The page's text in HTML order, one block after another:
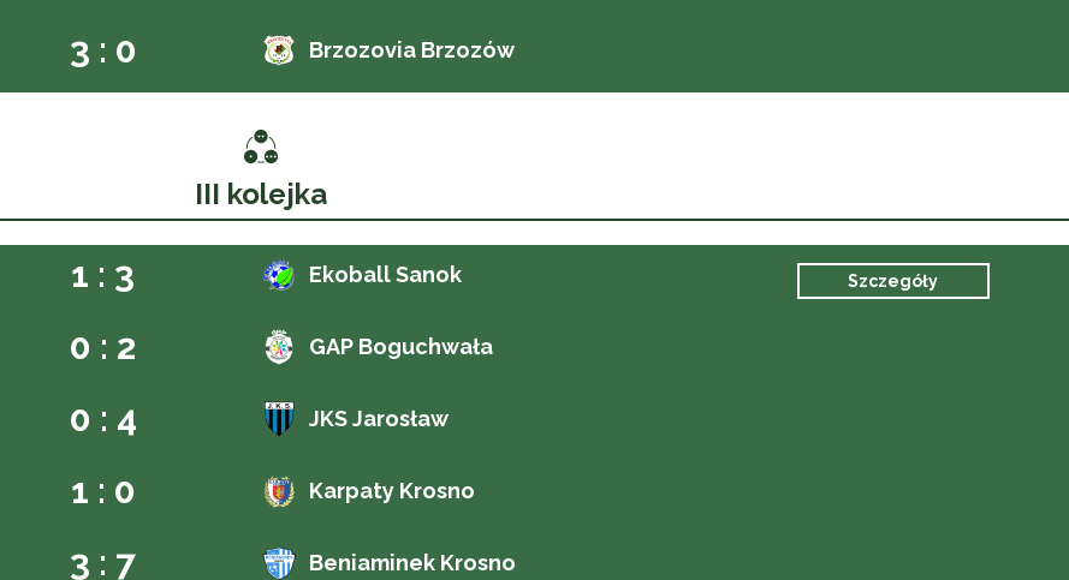
3 : 0 Brzozovia Brzozów
III kolejka
1 : 3 Ekoball Sanok Szczegóły
0 : 2 GAP Boguchwała
0 : 4 JKS Jarosław
1 : 0 Karpaty Krosno
3 : 7 Beniaminek Krosno